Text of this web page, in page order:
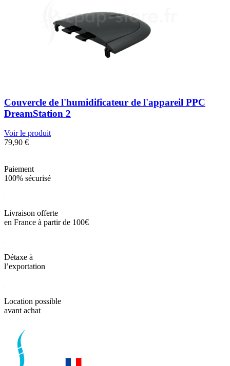
Couvercle de l'humidificateur de l'appareil PPC
DreamStation 2
Voir le produit
79,90 €
Paiement
100% sécurisé
Livraison offerte
en France à partir de 100€
Détaxe à
l’exportation
Location possible
avant achat